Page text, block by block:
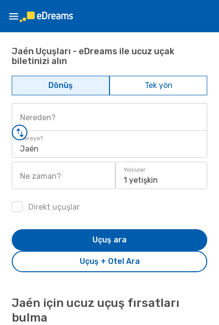
Jaén Uçuşları - eDreams ile ucuz uçak
biletinizi alın
Dönüş Tek yön
Nereden?
Nereye?
Jaén
Ne zaman?
Yolcular
1 yetişkin
Direkt uçuşlar
Uçuş + Otel Ara
Uçuş ara
Jaén için ucuz uçuş fırsatları
bulma